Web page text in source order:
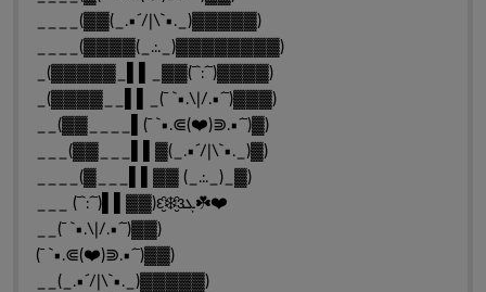
____(▓▓(_.•´/|\`•._)▓▓▓▓▓)
____(▓▓▓▓(_.:._)▓▓▓▓▓▓▓▓)
_(▓▓▓▓▓_▌▌_▓▓(¯`:´¯)▓▓▓▓)
_(▓▓▓▓__▌▌_(¯ `•.\|/.•´¯)▓▓▓)
__(▓▓____▌(¯ `•.⋐(❤️)⋑.•´¯)▓)
___(▓▓___▌▌▓(_.•´/|\`•._)▓)
____(▓___▌▌▓▓ (_.:._)_▓)
___ (¯`:´¯)▌▌▓▓)ԑ̮̑❄️̮̑ɜܓ☘️❤️
__(¯ `•.\|/.•´¯)▓▓)
(¯ `•.⋐(❤️)⋑.•´¯)▓▓)
__(_.•´/|\`•._)▓▓▓▓▓)